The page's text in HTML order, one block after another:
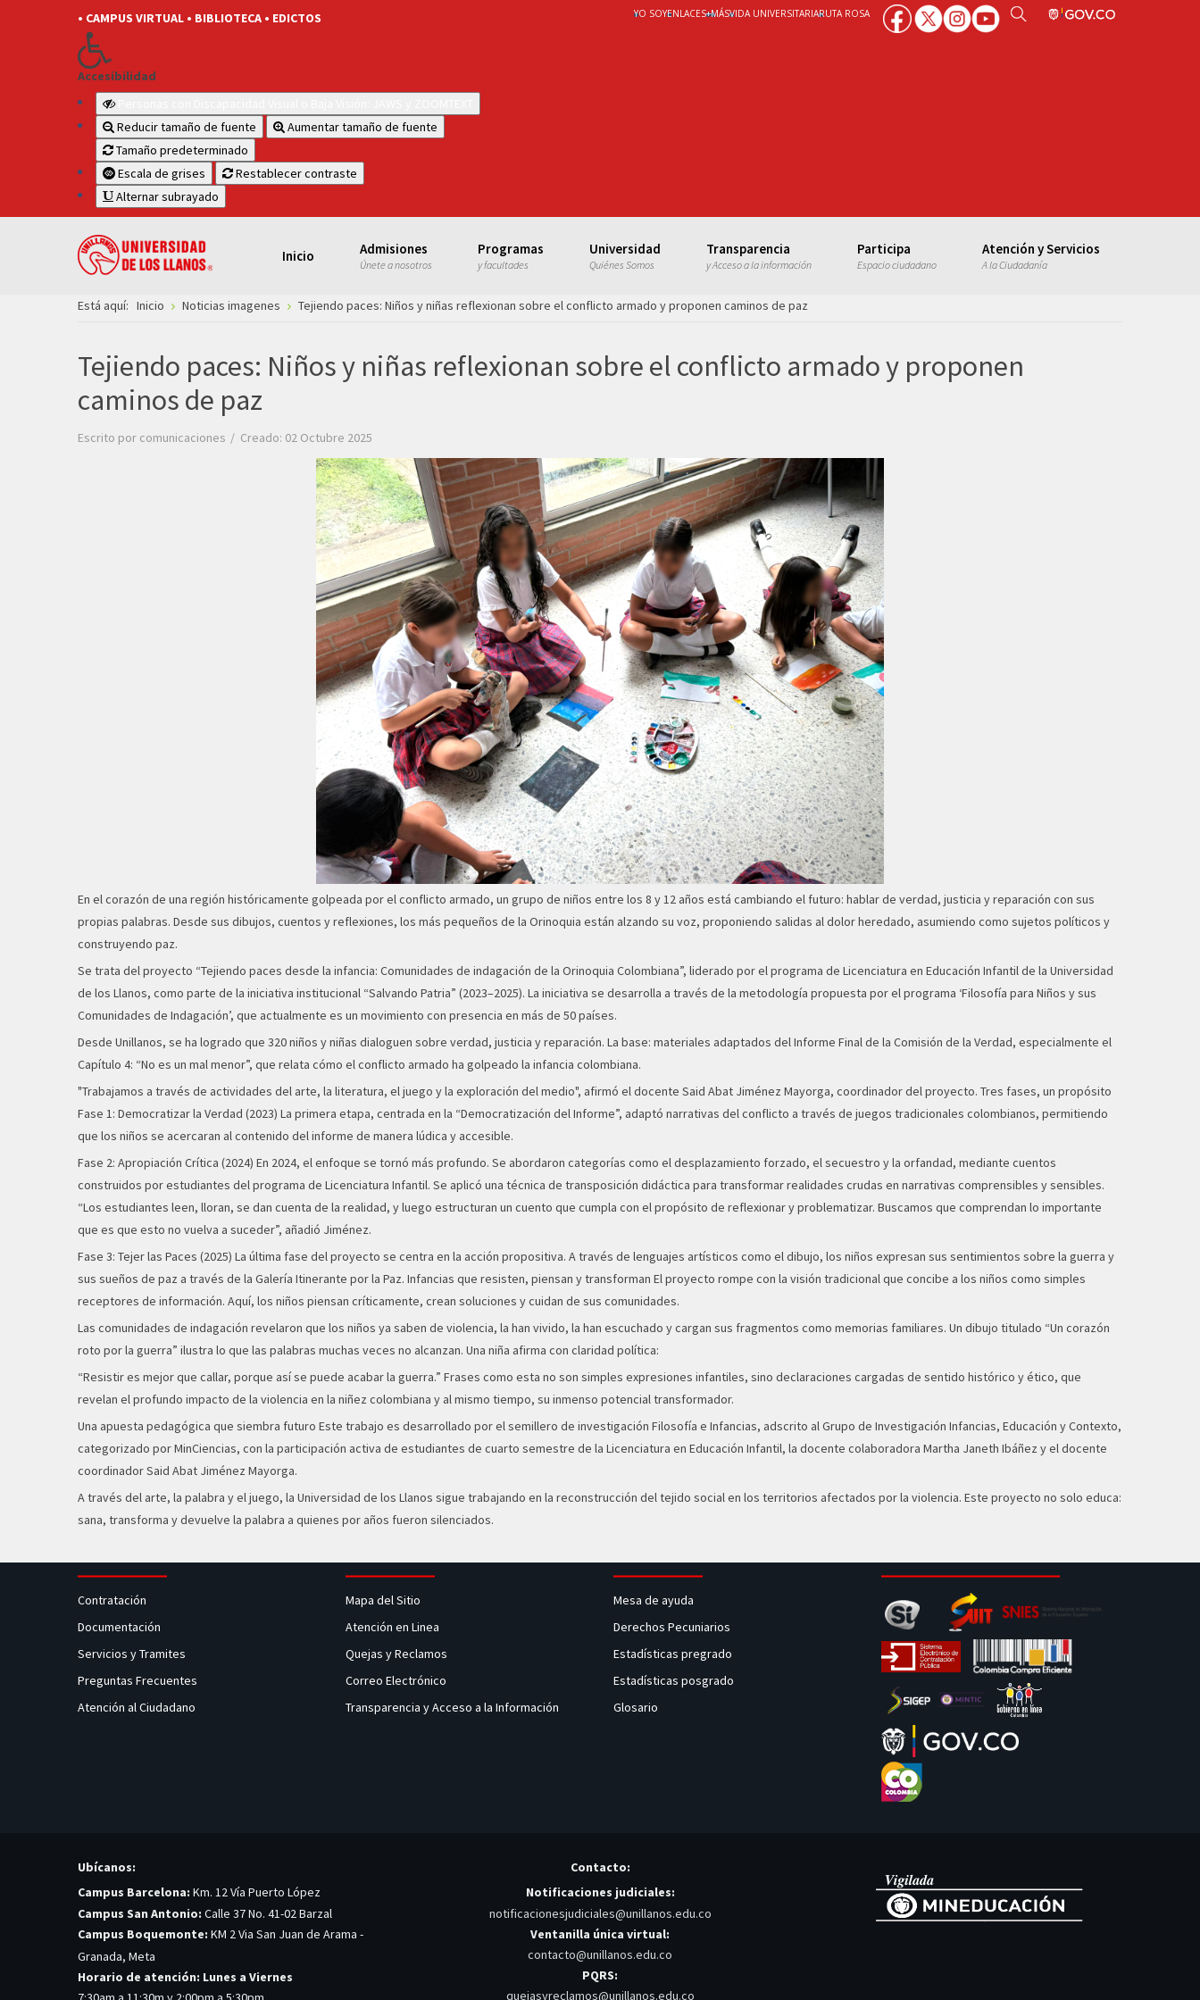
• CAMPUS VIRTUAL • BIBLIOTECA • EDICTOS
Accesibilidad
Reducir tamaño de fuente
Aumentar tamaño de fuente
Tamaño predeterminado
Escala de grises
Restablecer contraste
Alternar subrayado
YO SOYENLACES+MÁSVIDA UNIVERSITARIARUTA ROSA
Inicio Admisiones
Únete a nosotros
Programas
y facultades
Universidad
Quiénes Somos
Transparencia
y Acceso a la información
Participa
Espacio ciudadano
Atención y Servicios
A la Ciudadanía
Está aquí: Inicio Noticias imagenes Tejiendo paces: Niños y niñas reflexionan sobre el conflicto armado y proponen caminos de paz
Tejiendo paces: Niños y niñas reflexionan sobre el conflicto armado y proponen
caminos de paz
Escrito por comunicaciones Creado: 02 Octubre 2025
En el corazón de una región históricamente golpeada por el conflicto armado, un grupo de niños entre los 8 y 12 años está cambiando el futuro: hablar de verdad, justicia y reparación con sus
propias palabras. Desde sus dibujos, cuentos y reflexiones, los más pequeños de la Orinoquia están alzando su voz, proponiendo salidas al dolor heredado, asumiendo como sujetos políticos y
construyendo paz.
Se trata del proyecto “Tejiendo paces desde la infancia: Comunidades de indagación de la Orinoquia Colombiana”, liderado por el programa de Licenciatura en Educación Infantil de la Universidad
de los Llanos, como parte de la iniciativa institucional “Salvando Patria” (2023–2025). La iniciativa se desarrolla a través de la metodología propuesta por el programa ‘Filosofía para Niños y sus
Comunidades de Indagación’, que actualmente es un movimiento con presencia en más de 50 países.
Desde Unillanos, se ha logrado que 320 niños y niñas dialoguen sobre verdad, justicia y reparación. La base: materiales adaptados del Informe Final de la Comisión de la Verdad, especialmente el
Capítulo 4: “No es un mal menor”, que relata cómo el conflicto armado ha golpeado la infancia colombiana.
"Trabajamos a través de actividades del arte, la literatura, el juego y la exploración del medio", afirmó el docente Said Abat Jiménez Mayorga, coordinador del proyecto. Tres fases, un propósito
Fase 1: Democratizar la Verdad (2023) La primera etapa, centrada en la “Democratización del Informe”, adaptó narrativas del conflicto a través de juegos tradicionales colombianos, permitiendo
que los niños se acercaran al contenido del informe de manera lúdica y accesible.
Fase 2: Apropiación Crítica (2024) En 2024, el enfoque se tornó más profundo. Se abordaron categorías como el desplazamiento forzado, el secuestro y la orfandad, mediante cuentos
construidos por estudiantes del programa de Licenciatura Infantil. Se aplicó una técnica de transposición didáctica para transformar realidades crudas en narrativas comprensibles y sensibles.
“Los estudiantes leen, lloran, se dan cuenta de la realidad, y luego estructuran un cuento que cumpla con el propósito de reflexionar y problematizar. Buscamos que comprendan lo importante
que es que esto no vuelva a suceder”, añadió Jiménez.
Fase 3: Tejer las Paces (2025) La última fase del proyecto se centra en la acción propositiva. A través de lenguajes artísticos como el dibujo, los niños expresan sus sentimientos sobre la guerra y
sus sueños de paz a través de la Galería Itinerante por la Paz. Infancias que resisten, piensan y transforman El proyecto rompe con la visión tradicional que concibe a los niños como simples
receptores de información. Aquí, los niños piensan críticamente, crean soluciones y cuidan de sus comunidades.
Las comunidades de indagación revelaron que los niños ya saben de violencia, la han vivido, la han escuchado y cargan sus fragmentos como memorias familiares. Un dibujo titulado “Un corazón
roto por la guerra” ilustra lo que las palabras muchas veces no alcanzan. Una niña afirma con claridad política:
“Resistir es mejor que callar, porque así se puede acabar la guerra.” Frases como esta no son simples expresiones infantiles, sino declaraciones cargadas de sentido histórico y ético, que
revelan el profundo impacto de la violencia en la niñez colombiana y al mismo tiempo, su inmenso potencial transformador.
Una apuesta pedagógica que siembra futuro Este trabajo es desarrollado por el semillero de investigación Filosofía e Infancias, adscrito al Grupo de Investigación Infancias, Educación y Contexto,
categorizado por MinCiencias, con la participación activa de estudiantes de cuarto semestre de la Licenciatura en Educación Infantil, la docente colaboradora Martha Janeth Ibáñez y el docente
coordinador Said Abat Jiménez Mayorga.
A través del arte, la palabra y el juego, la Universidad de los Llanos sigue trabajando en la reconstrucción del tejido social en los territorios afectados por la violencia. Este proyecto no solo educa:
sana, transforma y devuelve la palabra a quienes por años fueron silenciados.
Contratación
Documentación
Servicios y Tramites
Preguntas Frecuentes
Atención al Ciudadano
Mapa del Sitio
Atención en Linea
Quejas y Reclamos
Correo Electrónico
Transparencia y Acceso a la Información
Mesa de ayuda
Derechos Pecuniarios
Estadísticas pregrado
Estadísticas posgrado
Glosario
Ubícanos:
Campus Barcelona: Km. 12 Vía Puerto López
Campus San Antonio: Calle 37 No. 41-02 Barzal
Campus Boquemonte: KM 2 Via San Juan de Arama -
Granada, Meta
Horario de atención: Lunes a Viernes
Contacto:
Notificaciones judiciales:
notificacionesjudiciales@unillanos.edu.co
Ventanilla única virtual:
contacto@unillanos.edu.co
PQRS:
quejasyreclamos@unillanos.edu.co